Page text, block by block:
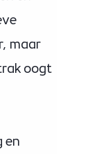
maar
oogt
en